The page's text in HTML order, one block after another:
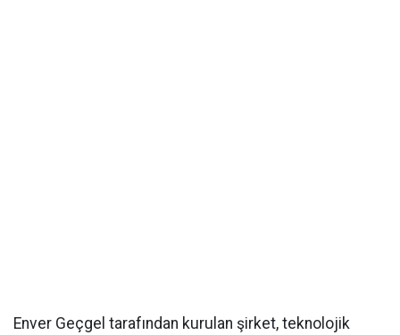
Enver Geçgel tarafından kurulan şirket, teknolojik